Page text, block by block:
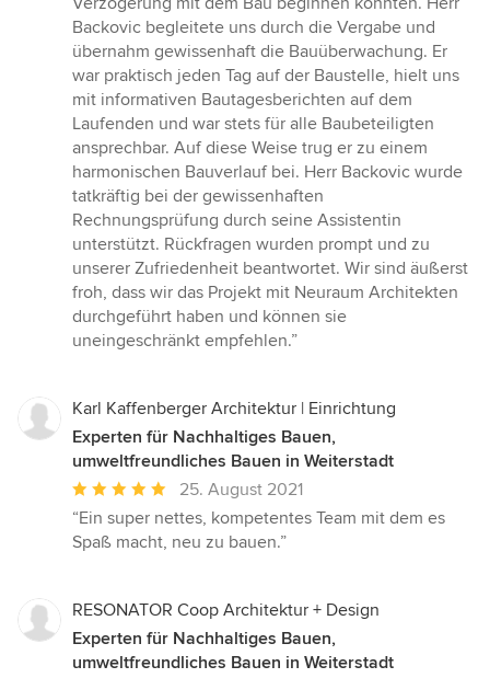
Backovic begleitete uns durch die Vergabe und
übernahm gewissenhaft die Bauüberwachung. Er
war praktisch jeden Tag auf der Baustelle, hielt uns
mit informativen Bautagesberichten auf dem
Laufenden und war stets für alle Baubeteiligten
ansprechbar. Auf diese Weise trug er zu einem
harmonischen Bauverlauf bei. Herr Backovic wurde
tatkräftig bei der gewissenhaften
Rechnungsprüfung durch seine Assistentin
unterstützt. Rückfragen wurden prompt und zu
unserer Zufriedenheit beantwortet. Wir sind äußerst
froh, dass wir das Projekt mit Neuraum Architekten
durchgeführt haben und können sie
uneingeschränkt empfehlen.”
Karl Kaffenberger Architektur | Einrichtung
Experten für Nachhaltiges Bauen,
umweltfreundliches Bauen in Weiterstadt
Durchschnittliche
Bewertung:
5
Sternen
25. August 2021
“Ein super nettes, kompetentes Team mit dem es
Spaß macht, neu zu bauen.”
RESONATOR Coop Architektur + Design
Experten für Nachhaltiges Bauen,
umweltfreundliches Bauen in Weiterstadt